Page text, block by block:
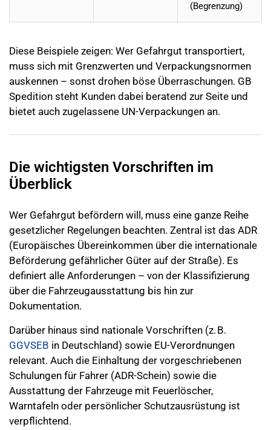
(Begrenzung)
Diese Beispiele zeigen: Wer Gefahrgut transportiert,
muss sich mit Grenzwerten und Verpackungsnormen
auskennen – sonst drohen böse Überraschungen. GB
Spedition steht Kunden dabei beratend zur Seite und
bietet auch zugelassene UN-Verpackungen an.
Die wichtigsten Vorschriften im
Überblick
Wer Gefahrgut befördern will, muss eine ganze Reihe
gesetzlicher Regelungen beachten. Zentral ist das ADR
(Europäisches Übereinkommen über die internationale
Beförderung gefährlicher Güter auf der Straße). Es
definiert alle Anforderungen – von der Klassifizierung
über die Fahrzeugausstattung bis hin zur
Dokumentation.
Darüber hinaus sind nationale Vorschriften (z. B.
GGVSEB in Deutschland) sowie EU-Verordnungen
relevant. Auch die Einhaltung der vorgeschriebenen
Schulungen für Fahrer (ADR-Schein) sowie die
Ausstattung der Fahrzeuge mit Feuerlöscher,
Warntafeln oder persönlicher Schutzausrüstung ist
verpflichtend.